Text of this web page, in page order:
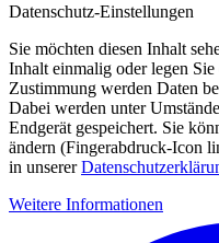
Datenschutz-Einstellungen
Sie möchten diesen Inhalt
Inhalt einmalig oder legen
Zustimmung werden Daten
Dabei werden unter
Endgerät gespeichert. Sie
ändern (Fingerabdruck-Icon
in unserer
Weitere Informationen